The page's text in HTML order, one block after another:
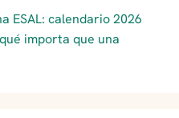
ESAL: calendario 2026
importa que una